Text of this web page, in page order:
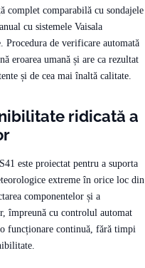
complet comparabilă cu sondajele
cu sistemele Vaisala
Procedura de verificare automată
eroarea umană și are ca rezultat
și de cea mai înaltă calitate.
ridicată a
este proiectat pentru a suporta
extreme în orice loc din
componentelor și a
împreună cu controlul automat
o funcționare continuă, fără timpi